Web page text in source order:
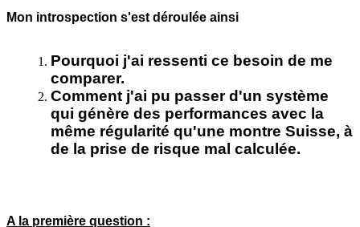
Mon introspection s'est déroulée ainsi
Pourquoi j'ai ressenti ce besoin de me
comparer.
Comment j'ai pu passer d'un système
qui génère des performances avec la
même régularité qu'une montre Suisse, à
de la prise de risque mal calculée.
A la première question :